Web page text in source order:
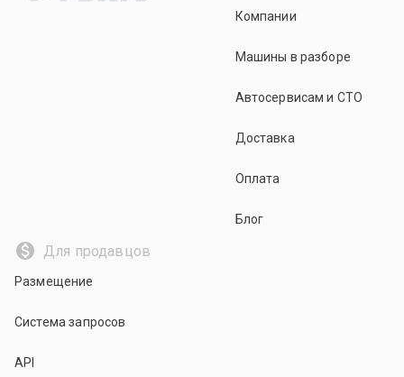
Компании
Машины в разборе
Автосервисам и СТО
Доставка
Оплата
Блог
Для продавцов
Размещение
Система запросов
API